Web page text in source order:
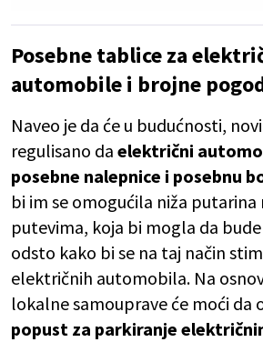
Posebne tablice za
automobile i brojne
Naveo je da će u budućnosti,
regulisano da električni
posebne nalepnice i posebnu
bi im se omogućila niža putarina
putevima, koja bi mogla da bude
odsto kako bi se na taj način
električnih automobila. Na
lokalne samouprave će moći da
popust za parkiranje